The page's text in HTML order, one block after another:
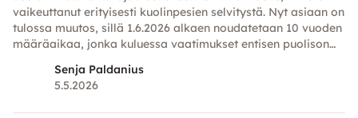
vaikeuttanut erityisesti kuolinpesien selvitystä. Nyt asiaan on
tulossa muutos, sillä 1.6.2026 alkaen noudatetaan 10 vuoden
määräaikaa, jonka kuluessa vaatimukset entisen puolison
Senja Paldanius
5.5.2026